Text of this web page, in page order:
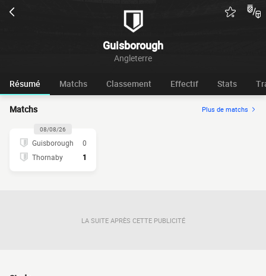
Guisborough
Angleterre
Résumé Matchs Classement Effectif Stats
Matchs Plus de matchs
08/08/26
Guisborough
0
Thornaby
1
LA SUITE APRÈS CETTE PUBLICITÉ